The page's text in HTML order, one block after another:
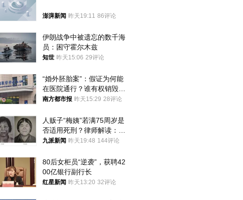
澎湃新闻 昨天19:11 86评论
伊朗战争中被遗忘的数千海
员：困守霍尔木兹
知世 昨天15:06 29评论
“婚外胚胎案”：假证为何能
在医院通行？谁有权销毁胚
胎？
南方都市报 昨天15:29 28评论
人贩子“梅姨”若满75周岁是
否适用死刑？律师解读：很
大概率不会被判处死刑
九派新闻 昨天19:48 144评论
80后女柜员“逆袭”，获聘42
00亿银行副行长
红星新闻 昨天13:20 32评论